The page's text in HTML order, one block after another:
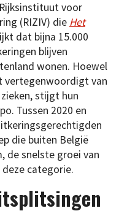
voor
(RIZIV) die Het
dat bijna 15.000
blijven
wonen. Hoewel
vertegenwoordigt van
stijgt hun
Tussen 2020 en
die buiten België
de snelste groei van
categorie.